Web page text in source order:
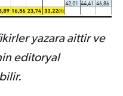
yazara aittir ve
editoryal